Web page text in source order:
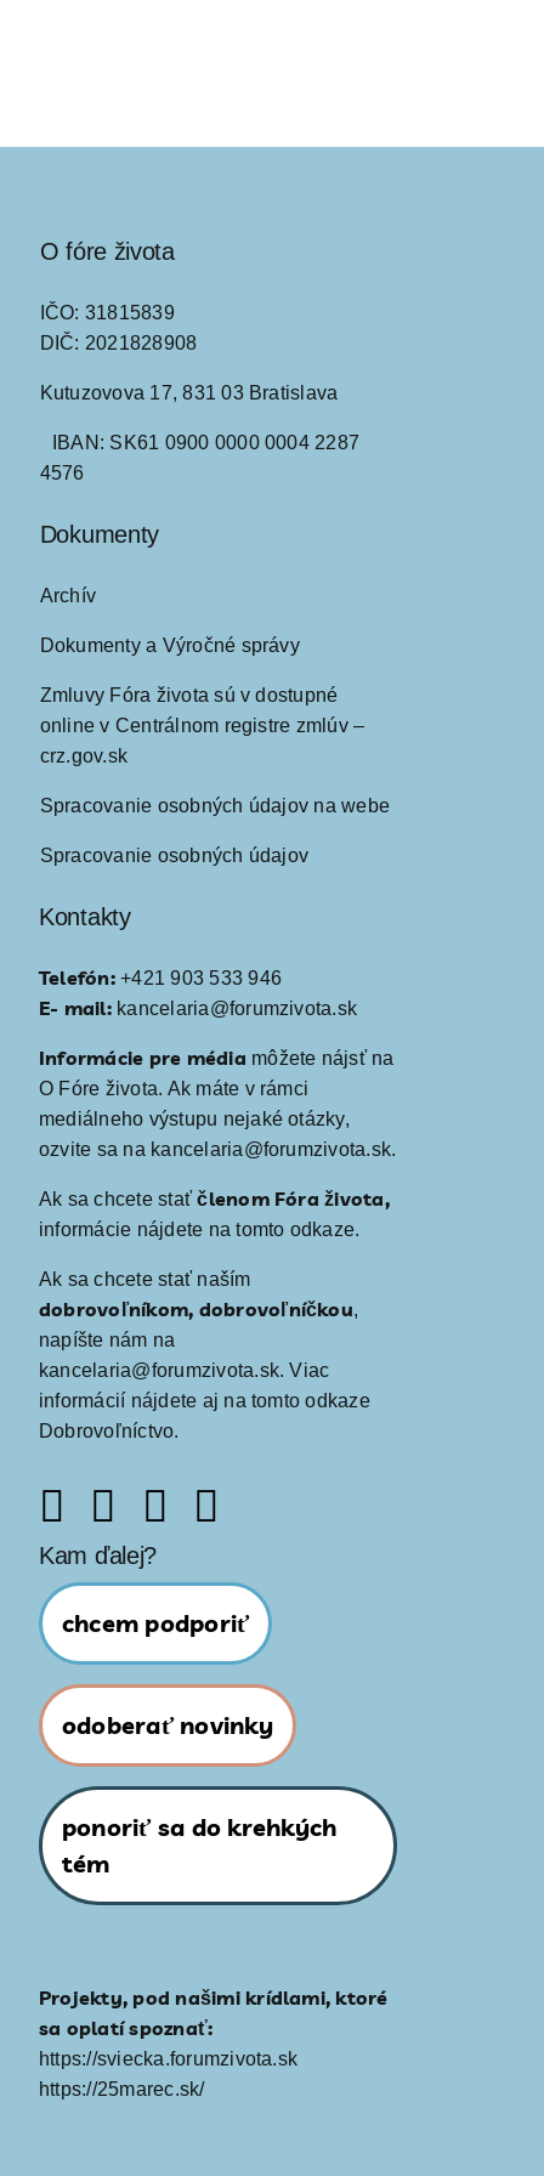
O fóre života
IČO: 31815839
DIČ: 2021828908
Kutuzovova 17, 831 03 Bratislava
IBAN: SK61 0900 0000 0004 2287
4576
Dokumenty
Archív
Dokumenty a Výročné správy
Zmluvy Fóra života sú v dostupné
online v Centrálnom registre zmlúv –
crz.gov.sk
Spracovanie osobných údajov na webe
Spracovanie osobných údajov
Kontakty
Telefón:+421 903 533 946
E- mail: kancelaria@forumzivota.sk
Informácie pre média môžete nájsť na
O Fóre života. Ak máte v rámci
mediálneho výstupu nejaké otázky,
ozvite sa na kancelaria@forumzivota.sk.
Ak sa chcete staťčlenom Fóra života,
informácie nájdete na tomto odkaze.
Ak sa chcete stať naším
dobrovoľníkom, dobrovoľníčkou,
napíšte nám na
kancelaria@forumzivota.sk. Viac
informácií nájdete aj na tomto odkaze
Dobrovoľníctvo.
Kam ďalej?
chcem podporiť
odoberať novinky
ponoriť sa do krehkých
tém
Projekty, pod našimi krídlami, ktoré
sa oplatí spoznať:
https://sviecka.forumzivota.sk
https://25marec.sk/